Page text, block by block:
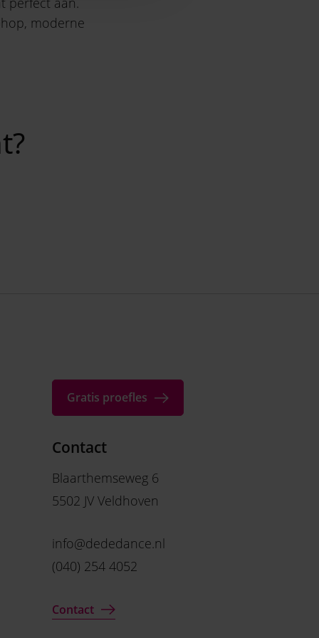
moderne
Gratis proefles
Contact
Blaarthemseweg 6
5502 JV Veldhoven
info@dededance.nl
(040) 254 4052
Contact